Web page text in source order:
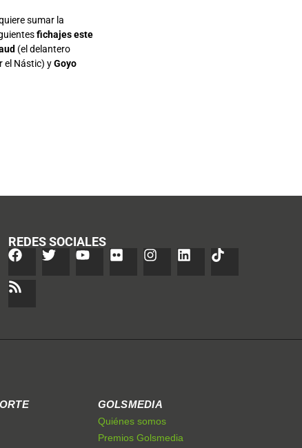
sumar la
fichajes este
(el delantero
el Nástic) yGoyo
REDES SOCIALES
GOLSMEDIA
Quiénes somos
Premios Golsmedia